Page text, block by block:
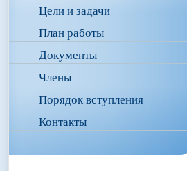
Цели и задачи
План работы
Документы
Члены
Порядок вступления
Контакты